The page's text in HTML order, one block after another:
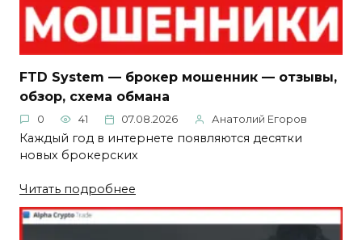
FTD System — брокер мошенник — отзывы,
обзор, схема обмана
0 41 07.08.2026 Анатолий Егоров
Каждый год в интернете появляются десятки
новых брокерских
Читать подробнее